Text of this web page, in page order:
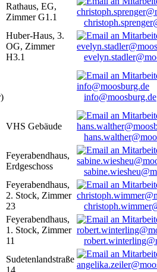
Rathaus, EG,
Zimmer G1.1
Huber-Haus, 3.
OG, Zimmer
H3.1
info@moosburg.de
VHS Gebäude
Feyerabendhaus,
Erdgeschoss
Feyerabendhaus,
2. Stock, Zimmer
23
Feyerabendhaus,
1. Stock, Zimmer
11
Sudetenlandstraße
14